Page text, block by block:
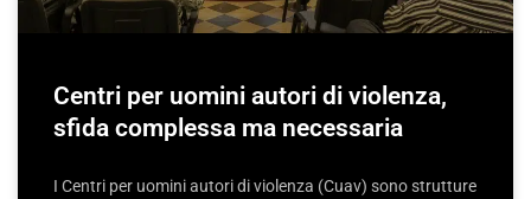
Centri per uomini autori di violenza,
sfida complessa ma necessaria
I Centri per uomini autori di violenza (Cuav) sono strutture